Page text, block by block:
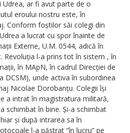
ar fi avut parte de o
eroului nostru este, în
Conform foștilor săi colegi din
a lucrat cu spor înainte de
Externe, U.M. 0544, adică în
Revoluția l-a prins tot în sistem , în
în MApN, în cadrul Direcției de
DCSM), unde activa în subordinea
Nicolae Dorobanțu. Colegii își
a intrat în magistratura militară,
schimbat în bine. Și-a schimbat
și după intrarea sa în
l-a păstrat “în lucru” pe